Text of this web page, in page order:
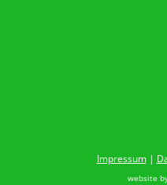
Impressum|
website